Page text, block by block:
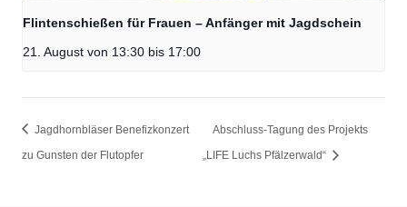
Flintenschießen für Frauen – Anfänger mit Jagdschein
21. August von 13:30 bis 17:00
Jagdhornbläser Benefizkonzert
zu Gunsten der Flutopfer
Abschluss-Tagung des Projekts
„LIFE Luchs Pfälzerwald“